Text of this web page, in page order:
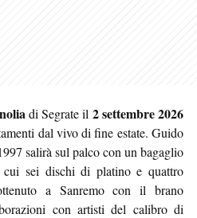
di Segrate il 2 settembre 2026
dal vivo di fine estate. Guido
salirà sul palco con un bagaglio
sei dischi di platino e quattro
a Sanremo con il brano
con artisti del calibro di